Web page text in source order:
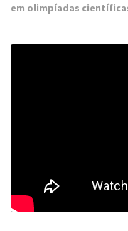
em olimpíadas